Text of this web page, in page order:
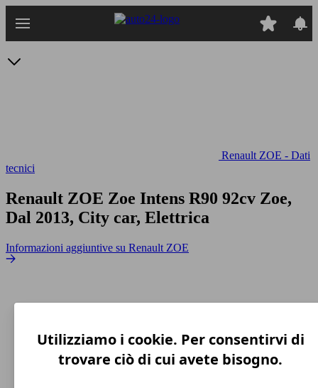
Renault ZOE - Dati
tecnici
Renault ZOE Zoe Intens R90 92cv Zoe,
Dal 2013, City car, Elettrica
Informazioni aggiuntive su Renault ZOE
Utilizziamo i cookie. Per consentirvi di
trovare ciò di cui avete bisogno.